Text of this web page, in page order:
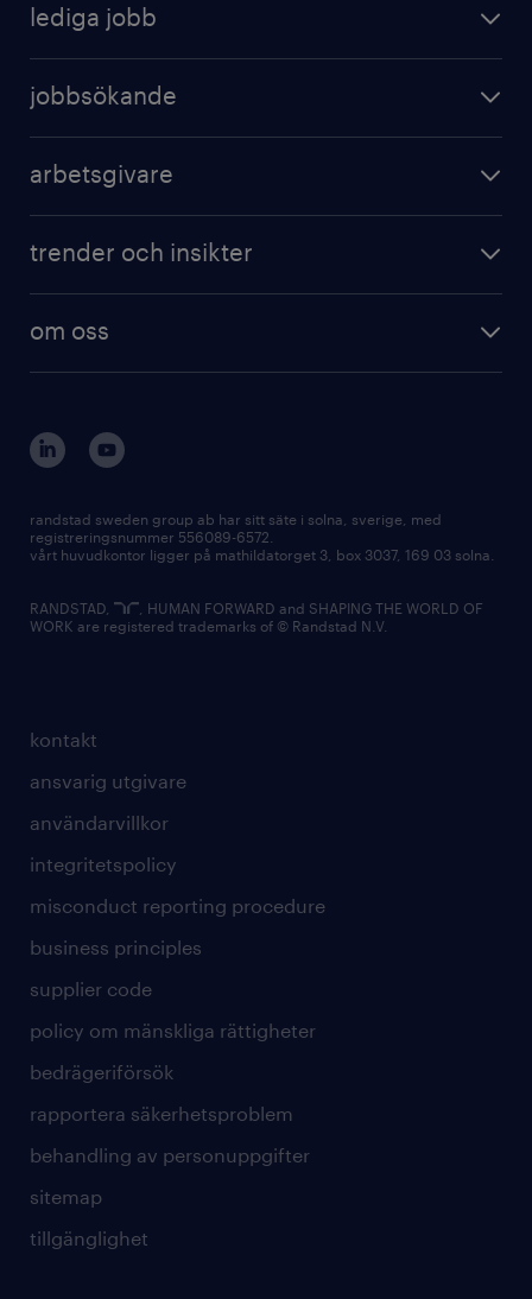
lediga jobb
jobbsökande
arbetsgivare
trender och insikter
om oss
kontakt
ansvarig utgivare
användarvillkor
integritetspolicy
misconduct reporting procedure
business principles
supplier code
policy om mänskliga rättigheter
bedrägeriförsök
rapportera säkerhetsproblem
behandling av personuppgifter
sitemap
tillgänglighet
randstad sweden group ab har sitt säte i solna, sverige, med
registreringsnummer 556089-6572.
vårt huvudkontor ligger på mathildatorget 3, box 3037, 169 03 solna.
RANDSTAD,
, HUMAN FORWARD and SHAPING THE WORLD OF
WORK are registered trademarks of © Randstad N.V.